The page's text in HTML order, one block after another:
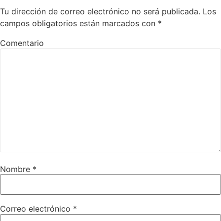
Tu dirección de correo electrónico no será publicada. Los
campos obligatorios están marcados con *
Comentario
Nombre *
Correo electrónico *